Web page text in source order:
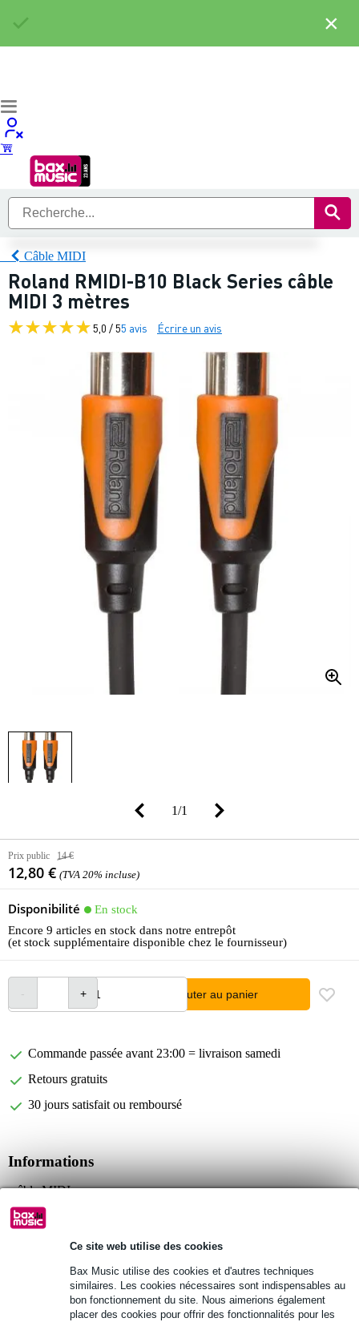
Ce site web utilise des cookies
Bax Music utilise des cookies et d'autres techniques
similaires. Les cookies nécessaires sont indispensables au
bon fonctionnement du site. Nous aimerions également
placer des cookies pour offrir des fonctionnalités pour les
Câble MIDI
Roland RMIDI-B10 Black Series câble
MIDI 3 mètres
5,0 / 55 avis Écrire un avis
1/1
Prix public 14 €
12,80 € (TVA 20% incluse)
Disponibilité
En stock
Encore 9 articles en stock dans notre entrepôt
(et stock supplémentaire disponible chez le fournisseur)
Ajouter au panier
Commande passée avant 23:00 = livraison samedi
Retours gratuits
30 jours satisfait ou remboursé
Informations
câble MIDI
longueur : 3 m
connecteurs DIN plaqués nickel de haute qualité
Autres variantes (4)
×